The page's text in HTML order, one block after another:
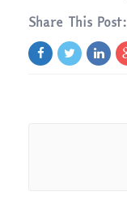
Share This Post: